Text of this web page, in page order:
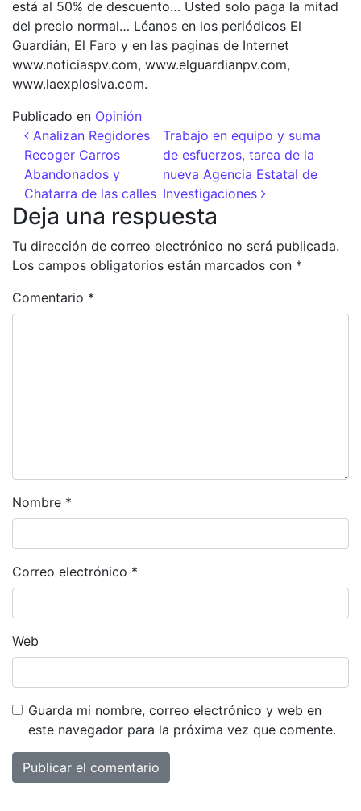
está al 50% de descuento… Usted solo paga la mitad
del precio normal… Léanos en los periódicos El
Guardián, El Faro y en las paginas de Internet
www.noticiaspv.com, www.elguardianpv.com,
www.laexplosiva.com.
Publicado en Opinión
Navegación de entradas
Analizan Regidores
Recoger Carros
Abandonados y
Chatarra de las calles
Trabajo en equipo y suma
de esfuerzos, tarea de la
nueva Agencia Estatal de
Investigaciones
Deja una respuesta
Tu dirección de correo electrónico no será publicada.
Los campos obligatorios están marcados con *
Comentario *
Nombre *
Correo electrónico *
Web
Guarda mi nombre, correo electrónico y web en
este navegador para la próxima vez que comente.